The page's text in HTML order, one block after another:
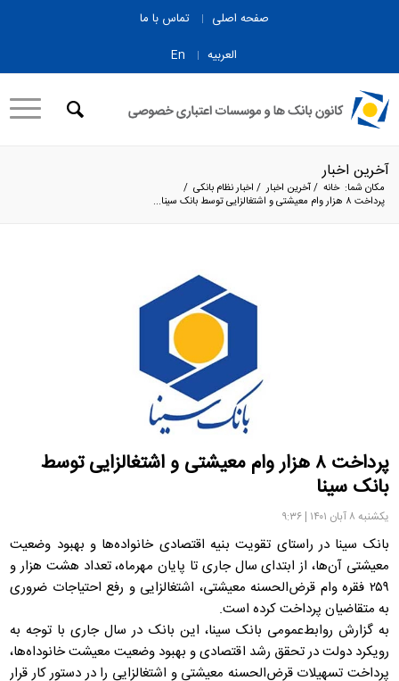
صفحه اصلی
تماس با ما
العربیه
En
آخرین اخبار
مکان شما: خانه /آخرین اخبار / اخبار نظام بانکی /
پرداخت ۸ هزار وام معیشتی و اشتغالزایی توسط بانک سینا...
پرداخت ۸ هزار وام معیشتی و اشتغالزایی توسط
بانک سینا
یکشنبه ۸ آبان ۱۴۰۱ | ۹:۳۶
بانک سینا در راستای تقویت بنیه اقتصادی خانواده‌‌ها و بهبود وضعیت
معیشتی آن‌ها، از ابتدای سال جاری تا پایان مهرماه، تعداد هشت هزار و
۲۵۹ فقره وام قرض‌الحسنه معیشتی، اشتغالزایی و رفع احتیاجات ضروری
به متقاضیان پرداخت کرده است.
به گزارش روابط‌عمومی بانک سینا، این بانک در سال جاری با توجه به
رویکرد دولت در تحقق رشد اقتصادی و بهبود وضعیت معیشت خانوداه‌ها،
پرداخت تسهیلات قرض‌الحسنه معیشتی و اشتغالزایی را در دستور کار قرار